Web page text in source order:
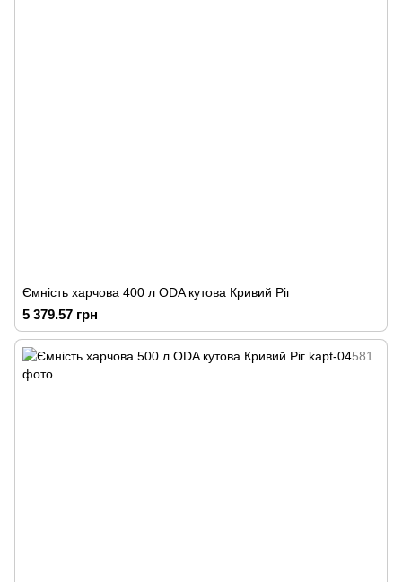
Ємність харчова 400 л ODA кутова Кривий Ріг
5 379.57 грн